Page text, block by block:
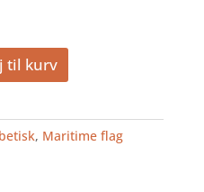
til kurv
, Maritime flag